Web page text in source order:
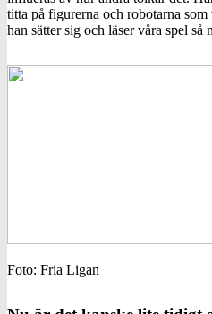
titta på figurerna och robotarna
han sätter sig och läser våra spel så
Foto: Fria Ligan